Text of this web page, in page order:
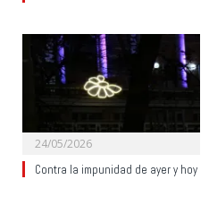
24/05/2026
Contra la impunidad de ayer y hoy